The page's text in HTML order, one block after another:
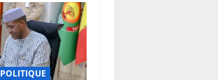
POLITIQUE